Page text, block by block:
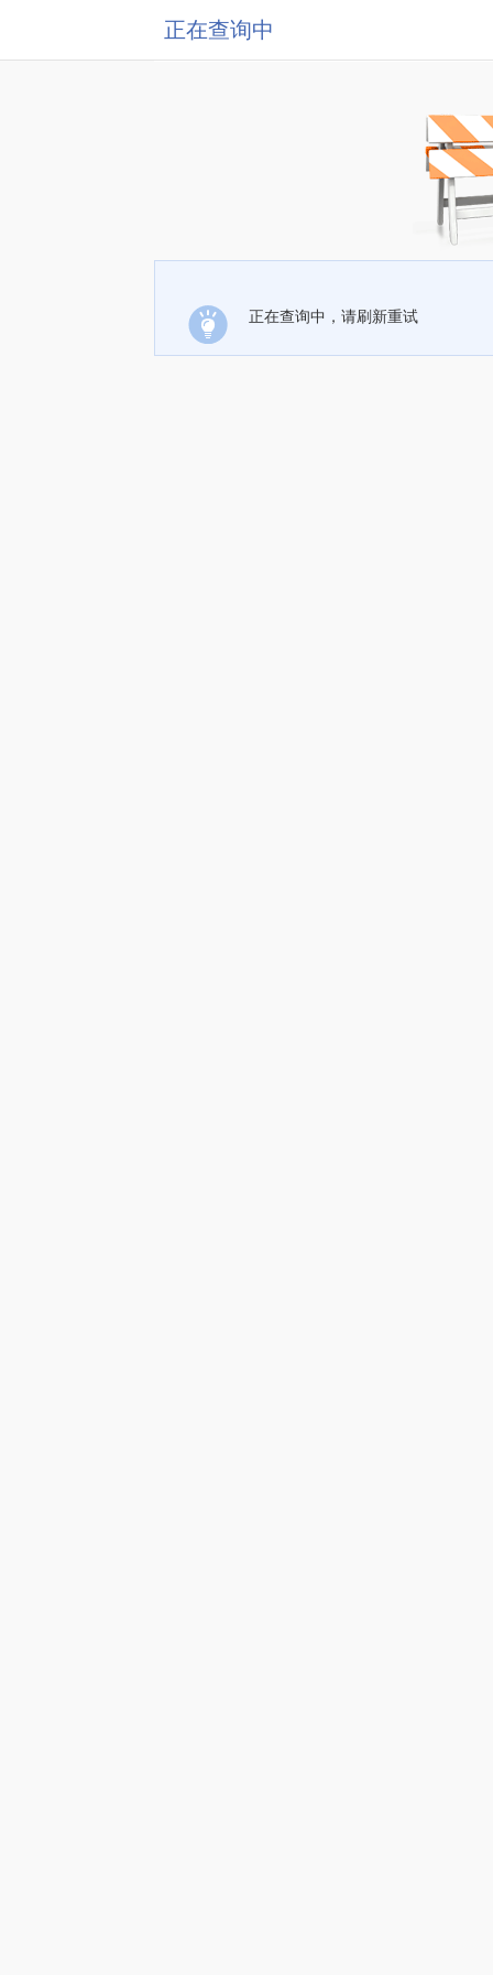
正在查询中
正在查询中，请刷新重试